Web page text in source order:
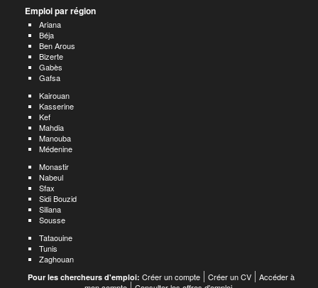
Emploi par région
Ariana
Béja
Ben Arous
Bizerte
Gabès
Gafsa
Kairouan
Kasserine
Kef
Mahdia
Manouba
Médenine
Monastir
Nabeul
Sfax
Sidi Bouzid
Siliana
Sousse
Tataouine
Tunis
Zaghouan
Pour les chercheurs d'emploi: Créer un compte Créer un CV
Accéder à